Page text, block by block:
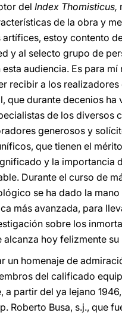
del Index Thomisticus,
de la obra y
artífices, estoy contento
y al selecto grupo de
audiencia. Es para
recibir a los realizadores
que durante decenios ha
de los diversos
generosos y
que tienen el
y la importancia
Durante el curso de
se ha dado la mano
más avanzada, para
sobre los
alcanza hoy felizmente su
un homenaje de
del calificado
a partir del ya lejano
Roberto Busa, s.j., que